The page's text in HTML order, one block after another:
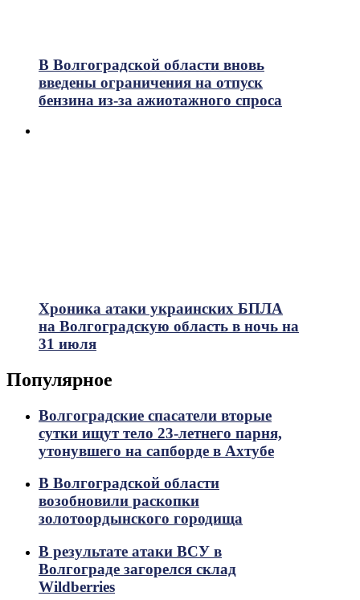
В Волгоградской области вновь
введены ограничения на отпуск
бензина из-за ажиотажного спроса
Хроника атаки украинских БПЛА
на Волгоградскую область в ночь на
31 июля
Популярное
Волгоградские спасатели вторые
сутки ищут тело 23-летнего парня,
утонувшего на сапборде в Ахтубе
В Волгоградской области
возобновили раскопки
золотоордынского городища
В результате атаки ВСУ в
Волгограде загорелся склад
Wildberries